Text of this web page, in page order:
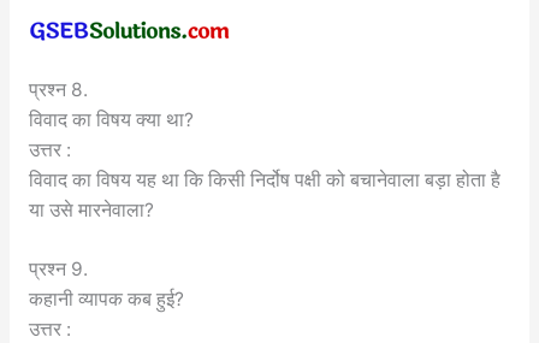
प्रश्न 8.
विवाद का विषय क्या था?
उत्तर :
विवाद का विषय यह था कि किसी निर्दोष पक्षी को बचानेवाला बड़ा होता है
या उसे मारनेवाला?
प्रश्न 9.
कहानी व्यापक कब हुई?
उत्तर :